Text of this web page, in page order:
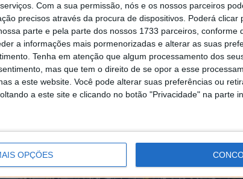
Com a sua permissão, nós e os nossos parceiros
precisos através da procura de dispositivos. Poderá clicar
parte e pela parte dos nossos 1733 parceiros, conforme
a informações mais pormenorizadas e alterar as suas
Tenha em atenção que algum processamento dos
mas que tem o direito de se opor a esse
a este website. Você pode alterar suas preferências ou
a este site e clicando no botão "Privacidade" na parte
OPÇÕES
de 500.000 veículos em 2023, assegurou o primeiro
de uma fabricante de automóveis chinesa,
está a considerar uma segunda fábrica na
a Great Wall Motor a construção da sua primeira
social locais. Para reforçar a sua
de postos de trabalho, reduções fiscais e